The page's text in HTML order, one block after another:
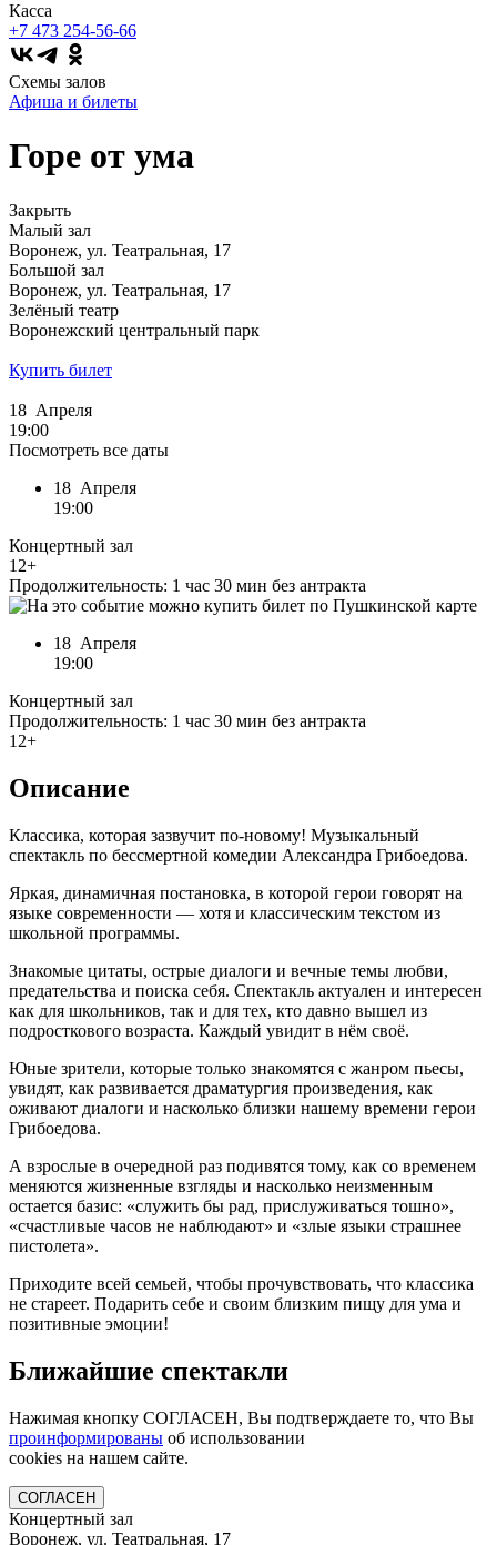
Касса
+7 473 254-56-66
Схемы залов
Афиша и билеты
Горе от ума
Закрыть
Малый зал
Воронеж, ул. Театральная, 17
Большой зал
Воронеж, ул. Театральная, 17
Зелёный театр
Воронежский центральный парк
Купить билет
18 Апреля
19:00
Посмотреть все даты
18 Апреля
19:00
Концертный зал
12+
Продолжительность: 1 час 30 мин без антракта
18 Апреля
19:00
Концертный зал
Продолжительность: 1 час 30 мин без антракта
12+
Описание
Классика, которая зазвучит по-новому! Музыкальный
спектакль по бессмертной комедии Александра Грибоедова.
Яркая, динамичная постановка, в которой герои говорят на
языке современности — хотя и классическим текстом из
школьной программы.
Знакомые цитаты, острые диалоги и вечные темы любви,
предательства и поиска себя. Спектакль актуален и интересен
как для школьников, так и для тех, кто давно вышел из
подросткового возраста. Каждый увидит в нём своё.
Юные зрители, которые только знакомятся с жанром пьесы,
увидят, как развивается драматургия произведения, как
оживают диалоги и насколько близки нашему времени герои
Грибоедова.
А взрослые в очередной раз подивятся тому, как со временем
меняются жизненные взгляды и насколько неизменным
остается базис: «служить бы рад, прислуживаться тошно»,
«счастливые часов не наблюдают» и «злые языки страшнее
пистолета».
Приходите всей семьей, чтобы прочувствовать, что классика
не стареет. Подарить себе и своим близким пищу для ума и
позитивные эмоции!
Ближайшие спектакли
Нажимая кнопку СОГЛАСЕН, Вы подтверждаете то, что Вы
проинформированы об использовании
cookies на нашем сайте.
СОГЛАСЕН
Концертный зал
Воронеж, ул. Театральная, 17